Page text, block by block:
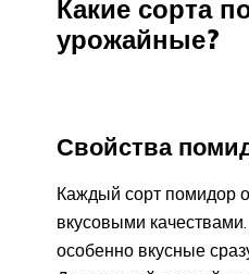
Какие сорта
урожайные?
Свойства
Каждый сорт помидор
вкусовыми
особенно вкусные